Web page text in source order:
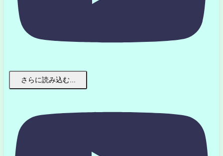
さらに読み込む...